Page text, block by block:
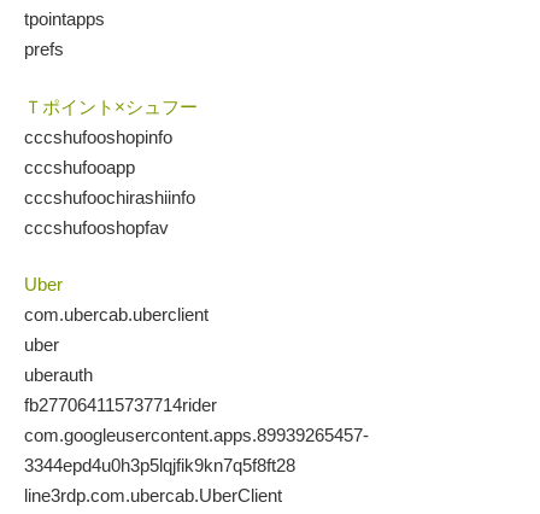
tpointapps
prefs
Ｔポイント×シュフー
cccshufooshopinfo
cccshufooapp
cccshufoochirashiinfo
cccshufooshopfav
Uber
com.ubercab.uberclient
uber
uberauth
fb277064115737714rider
com.googleusercontent.apps.89939265457-
3344epd4u0h3p5lqjfik9kn7q5f8ft28
line3rdp.com.ubercab.UberClient